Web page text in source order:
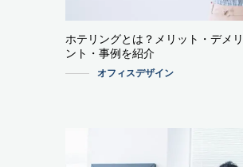
ホテリングとは？メリット・デメ
ント・事例を紹介
オフィスデザイン